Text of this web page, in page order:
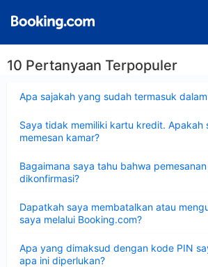
10 Pertanyaan Terpopuler
Apa sajakah yang sudah termasuk
Saya tidak memiliki kartu kredit. Apakah
memesan kamar?
Bagaimana saya tahu bahwa
dikonfirmasi?
Dapatkah saya membatalkan atau
saya melalui Booking.com?
Apa yang dimaksud dengan kode PIN
apa ini diperlukan?